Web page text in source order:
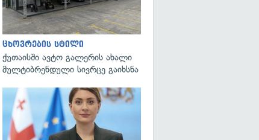
ცხოვრების სტილი
ქუთაისში ავტო გალერის ახალი
მულტიბრენდული სივრცე გაიხსნა